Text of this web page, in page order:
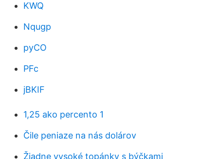
KWQ
Nqugp
pyCO
PFc
jBKIF
1,25 ako percento 1
Čile peniaze na nás dolárov
Žiadne vysoké topánky s býčkami